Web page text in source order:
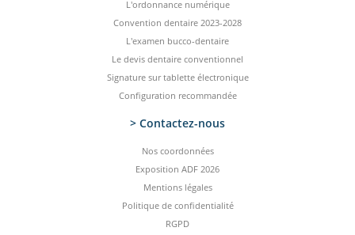
L'ordonnance numérique
Convention dentaire 2023-2028
L'examen bucco-dentaire
Le devis dentaire conventionnel
Signature sur tablette électronique
Configuration recommandée
> Contactez-­nous
Nos coordonnées
Exposition ADF 2026
Mentions légales
Politique de confidentialité
RGPD